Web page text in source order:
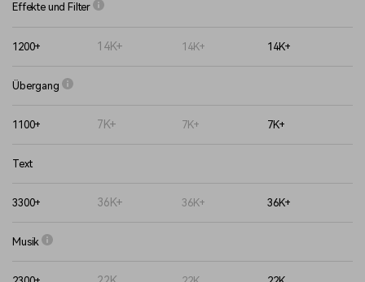
Effekte und Filter
1200+ 14K+ 14K+ 14K+
Übergang
1100+ 7K+ 7K+ 7K+
Text
3300+ 36K+ 36K+ 36K+
Musik